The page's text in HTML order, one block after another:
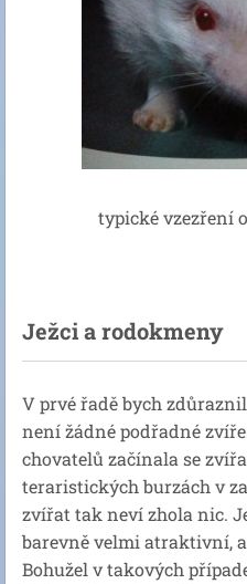
typické vzezření
Ježci a rodokmeny
V prvé řadě bych
není žádné podřadné
chovatelů začínala se
teraristických burzách v
zvířat tak neví zhola nic.
barevně velmi atraktivní,
Bohužel v takových